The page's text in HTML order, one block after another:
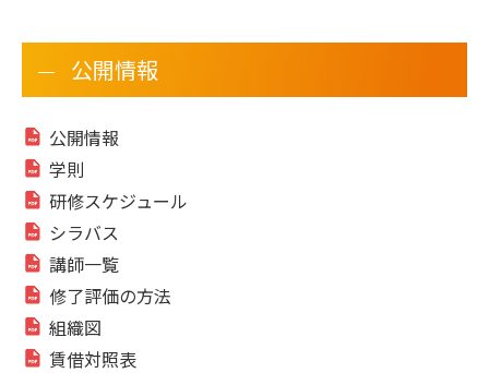
公開情報
公開情報
学則
研修スケジュール
シラバス
講師一覧
修了評価の方法
組織図
賃借対照表